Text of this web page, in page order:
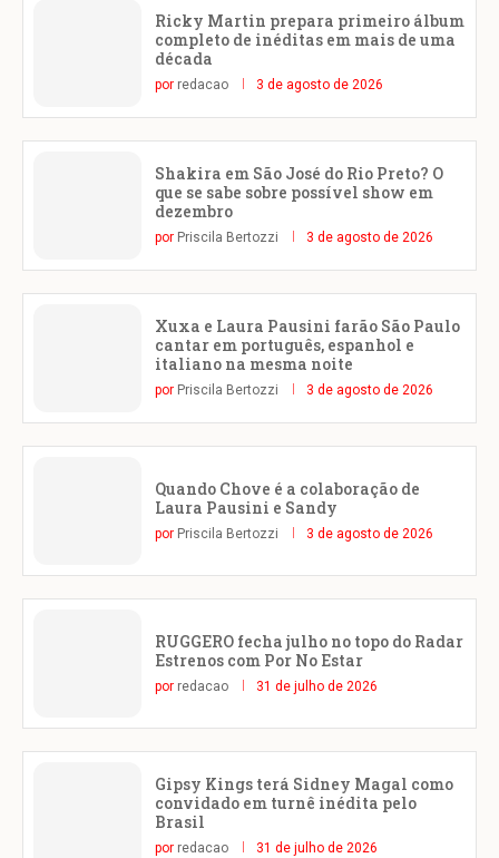
Ricky Martin prepara primeiro álbum
completo de inéditas em mais de uma
década
por redacao 3 de agosto de 2026
Shakira em São José do Rio Preto? O
que se sabe sobre possível show em
dezembro
por Priscila Bertozzi 3 de agosto de 2026
Xuxa e Laura Pausini farão São Paulo
cantar em português, espanhol e
italiano na mesma noite
por Priscila Bertozzi 3 de agosto de 2026
Quando Chove é a colaboração de
Laura Pausini e Sandy
por Priscila Bertozzi 3 de agosto de 2026
RUGGERO fecha julho no topo do Radar
Estrenos com Por No Estar
por redacao 31 de julho de 2026
Gipsy Kings terá Sidney Magal como
convidado em turnê inédita pelo
Brasil
por redacao 31 de julho de 2026